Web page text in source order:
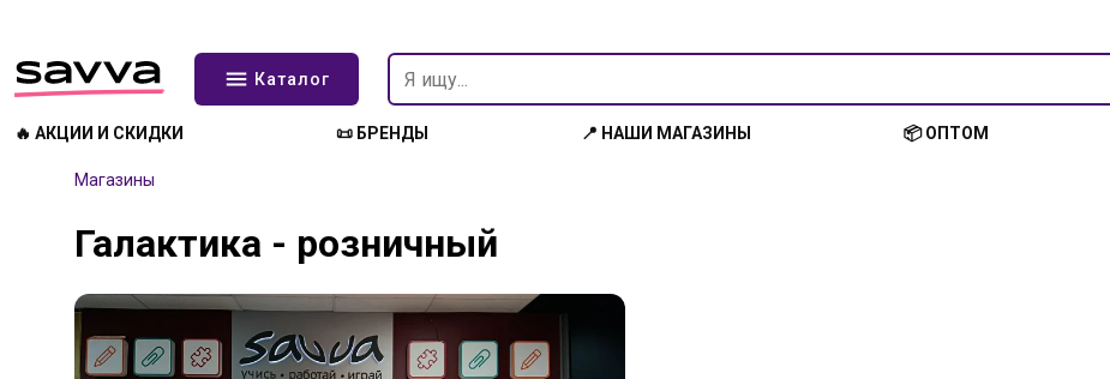
Каталог
🔥 АКЦИИ И СКИДКИ 📜 БРЕНДЫ 📍 НАШИ МАГАЗИНЫ 📦 ОПТОМ
Магазины
Галактика - розничный